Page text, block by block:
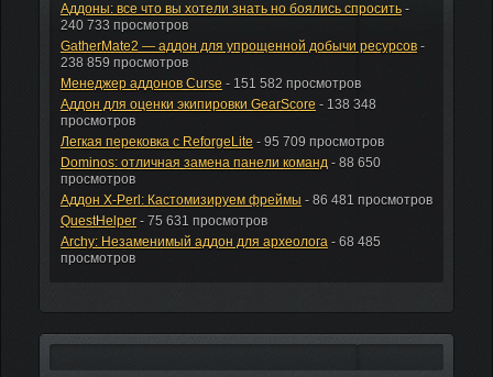
Аддоны: все что вы хотели знать но боялись спросить-
240 733 просмотров
GatherMate2 — аддон для упрощенной добычи ресурсов-
238 859 просмотров
Менеджер аддонов Curse - 151 582 просмотров
Аддон для оценки экипировки GearScore - 138 348
просмотров
Легкая перековка с ReforgeLite - 95 709 просмотров
Dominos: отличная замена панели команд - 88 650
просмотров
Аддон X-Perl: Кастомизируем фреймы - 86 481 просмотров
QuestHelper- 75 631 просмотров
Archy: Незаменимый аддон для археолога - 68 485
просмотров